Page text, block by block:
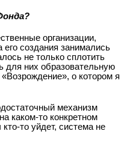
организации,
создания занимались
не только сплотить
для них образовательную
о котором я
механизм
каком-то конкретном
то уйдет, система не